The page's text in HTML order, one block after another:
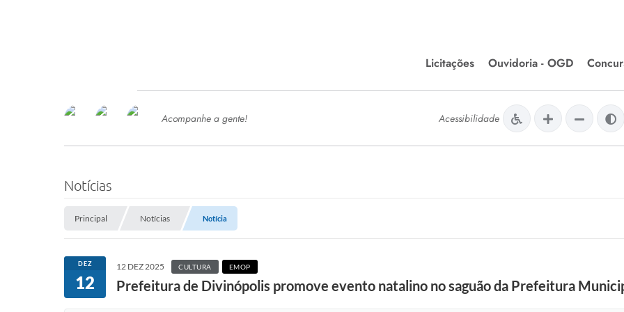
Licitações
Editais de Licitações
Chamamentos Públicos
Ouvidoria - OGD
SERVIÇOS
SEMED
Processo de Contratação -
Concursos e Processos Seletivos
Esporte
Meio Ambiente
Acompanhe a gente! Acessibilidade
Notícias
Principal Notícias Notícia
DEZ
12
12 DEZ 2025 CULTURA EMOP
Prefeitura de Divinópolis promove evento natalino no saguão da Prefeitura